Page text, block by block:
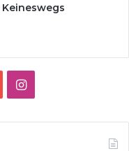
Instagram